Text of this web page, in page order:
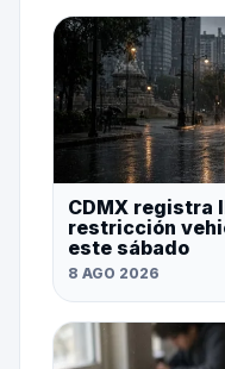
CDMX registra
restricción
este sábado
8 AGO 2026